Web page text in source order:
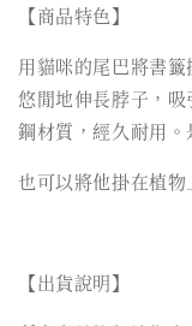
【商品特色】
用貓咪的尾巴將書
悠閒地伸長脖子，
鋼材質，經久耐用。
也可以將他掛在植
【出貨說明】